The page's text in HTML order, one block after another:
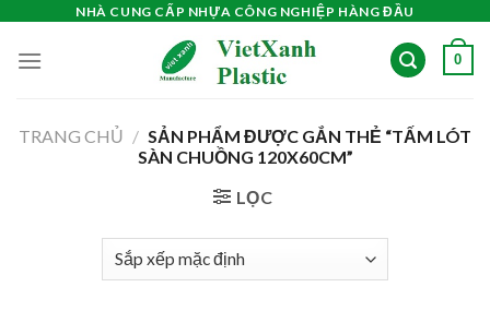
content
NHÀ CUNG CẤP NHỰA CÔNG NGHIỆP HÀNG ĐẦU
0
TRANG CHỦ / SẢN PHẨM ĐƯỢC GẮN THẺ “TẤM LÓT
SÀN CHUỒNG 120X60CM”
LỌC